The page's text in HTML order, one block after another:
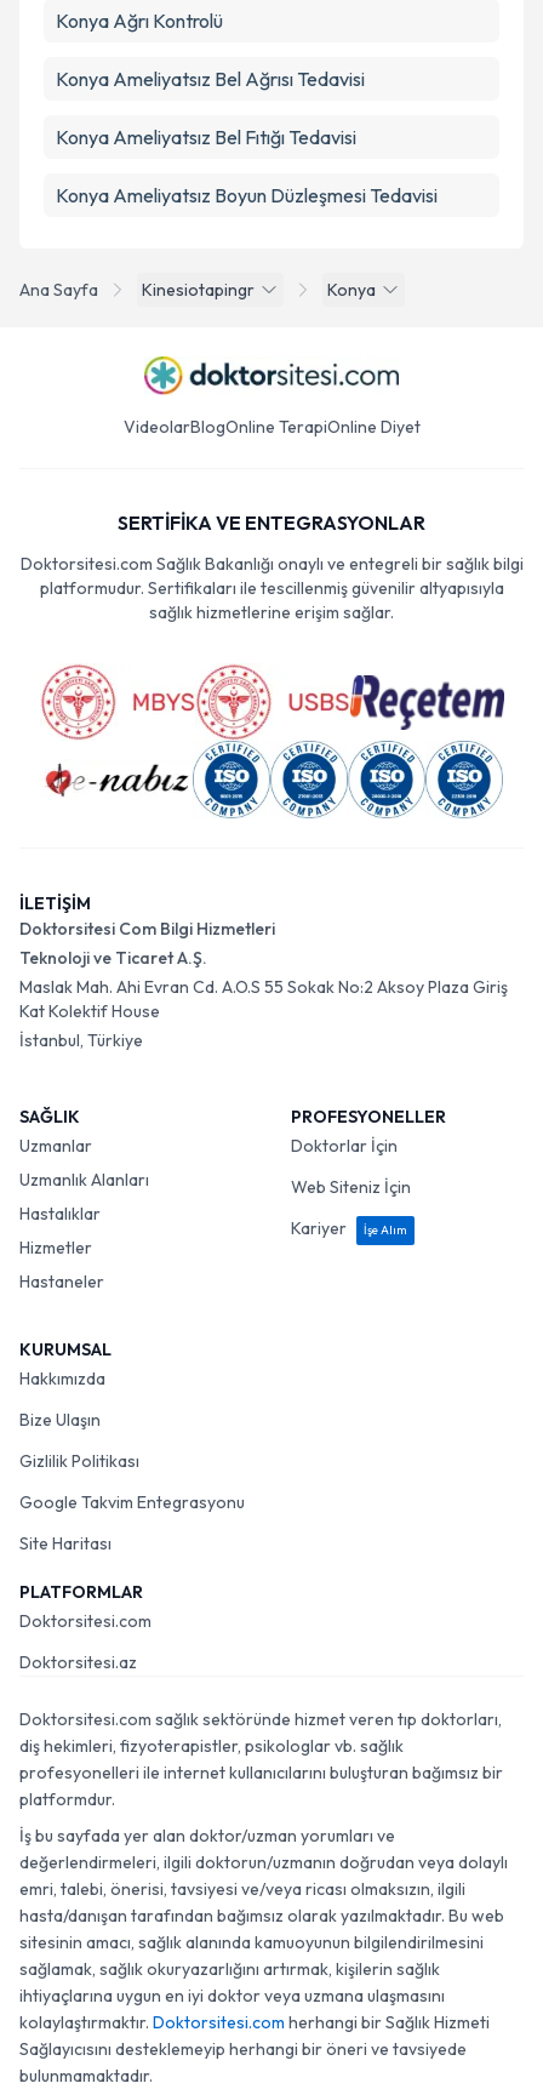
Ana Sayfa Kinesiotapingr Konya
Konya Ağrı Kontrolü
Konya Ameliyatsız Bel Ağrısı Tedavisi
Konya Ameliyatsız Bel Fıtığı Tedavisi
Konya Ameliyatsız Boyun Düzleşmesi Tedavisi
VideolarBlogOnline TerapiOnline Diyet
SERTİFİKA VE ENTEGRASYONLAR
Doktorsitesi.com Sağlık Bakanlığı onaylı ve entegreli bir sağlık bilgi
platformudur. Sertifikaları ile tescillenmiş güvenilir altyapısıyla
sağlık hizmetlerine erişim sağlar.
İLETİŞİM
Doktorsitesi Com Bilgi Hizmetleri
Teknoloji ve Ticaret A.Ş.
Maslak Mah. Ahi Evran Cd. A.O.S 55 Sokak No:2 Aksoy Plaza Giriş
Kat Kolektif House
İstanbul, Türkiye
SAĞLIK
Uzmanlar
Uzmanlık Alanları
Hastalıklar
Hizmetler
Hastaneler
PROFESYONELLER
Doktorlar İçin
Web Siteniz İçin
Kariyer
İşe Alım
KURUMSAL
Hakkımızda
Bize Ulaşın
Gizlilik Politikası
Google Takvim Entegrasyonu
Site Haritası
PLATFORMLAR
Doktorsitesi.com
Doktorsitesi.az
Doktorsitesi.com sağlık sektöründe hizmet veren tıp doktorları,
diş hekimleri, fizyoterapistler, psikologlar vb. sağlık
profesyonelleri ile internet kullanıcılarını buluşturan bağımsız bir
platformdur.
İş bu sayfada yer alan doktor/uzman yorumları ve
değerlendirmeleri, ilgili doktorun/uzmanın doğrudan veya dolaylı
emri, talebi, önerisi, tavsiyesi ve/veya ricası olmaksızın, ilgili
hasta/danışan tarafından bağımsız olarak yazılmaktadır. Bu web
sitesinin amacı, sağlık alanında kamuoyunun bilgilendirilmesini
sağlamak, sağlık okuryazarlığını artırmak, kişilerin sağlık
ihtiyaçlarına uygun en iyi doktor veya uzmana ulaşmasını
kolaylaştırmaktır. Doktorsitesi.com herhangi bir Sağlık Hizmeti
Sağlayıcısını desteklemeyip herhangi bir öneri ve tavsiyede
bulunmamaktadır.